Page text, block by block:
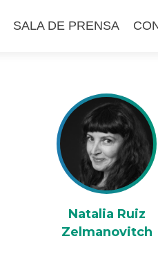
SALA DE PRENSA
Natalia Ruiz
Zelmanovitch